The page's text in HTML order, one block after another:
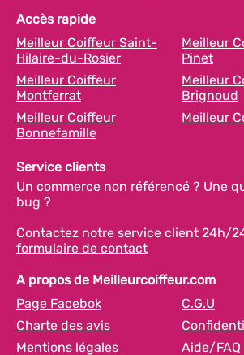
Accès rapide
Meilleur Coiffeur Saint-
Hilaire-du-Rosier
Meilleur
Pinet
Meilleur Coiffeur
Montferrat
Meilleur
Brignoud
Meilleur Coiffeur
Bonnefamille
Meilleur
Service clients
Un commerce non référencé ? Une
bug ?
Contactez notre service client 24h/
formulaire de contact
A propos de Meilleurcoiffeur.com
Page Facebok
C.G.U
Charte des avis
Mentions légales
Aide/FAQ